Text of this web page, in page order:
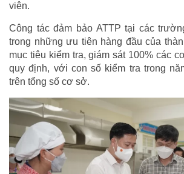
viên.
Công tác đảm bảo ATTP tại các
trong những ưu tiên hàng đầu của
mục tiêu kiểm tra, giám sát 100% các
quy định, với con số kiểm tra trong
trên tổng số cơ sở.